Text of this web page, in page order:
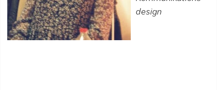
design